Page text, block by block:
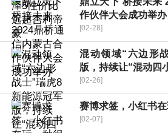
作伙伴大会成功举办
[02-28]
混动领域“六边形
版，持续让“混动四
[02-26]
赛博求签，小红书
[02-07]